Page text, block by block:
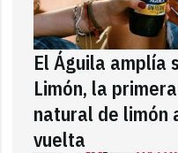
El Águila amplía
Limón, la
natural de limón
vuelta